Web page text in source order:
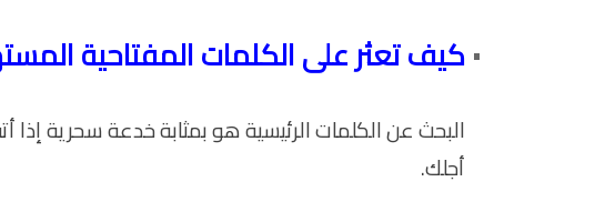
كيف تعثر على الكلمات المفتاحية
البحث عن الكلمات الرئيسية هو بمثابة خدعة سحرية إذا
أجلك.